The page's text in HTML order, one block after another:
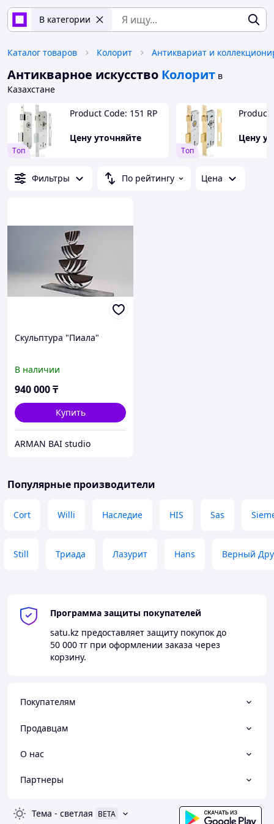
В категории
Каталог товаров Колорит
Антикварное искусство Колорит в
Казахстане
Tоп
Product Code: 151 RP
Цену уточняйте
Tоп
Product
Цену
Фильтры По рейтингу Цена
Скульптура "Пиала"
В наличии
940 000₸
Купить
ARMAN BAI studio
Популярные производители
Cort Willi Наследие HIS Sas
Still Триада Лазурит Hans Верный
Программа защиты покупателей
satu.kz предоставляет защиту покупок до
50 000 тг при оформлении заказа через
корзину.
Покупателям
Продавцам
О нас
Партнеры
Тема - светлая BETA